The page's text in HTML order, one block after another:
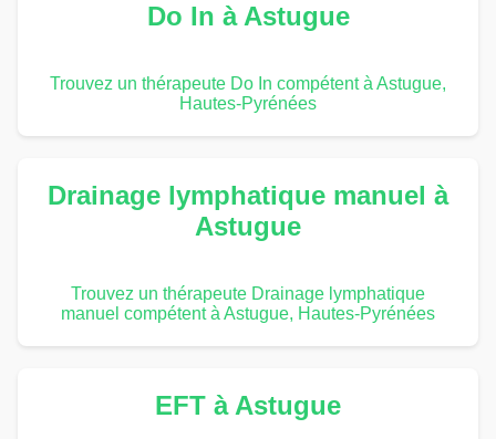
Do In à Astugue
Trouvez un thérapeute Do In compétent à Astugue,
Hautes-Pyrénées
Drainage lymphatique manuel à
Astugue
Trouvez un thérapeute Drainage lymphatique
manuel compétent à Astugue, Hautes-Pyrénées
EFT à Astugue